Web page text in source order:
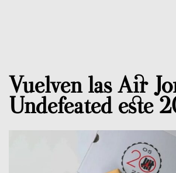
Vuelven las Air
Undefeated este